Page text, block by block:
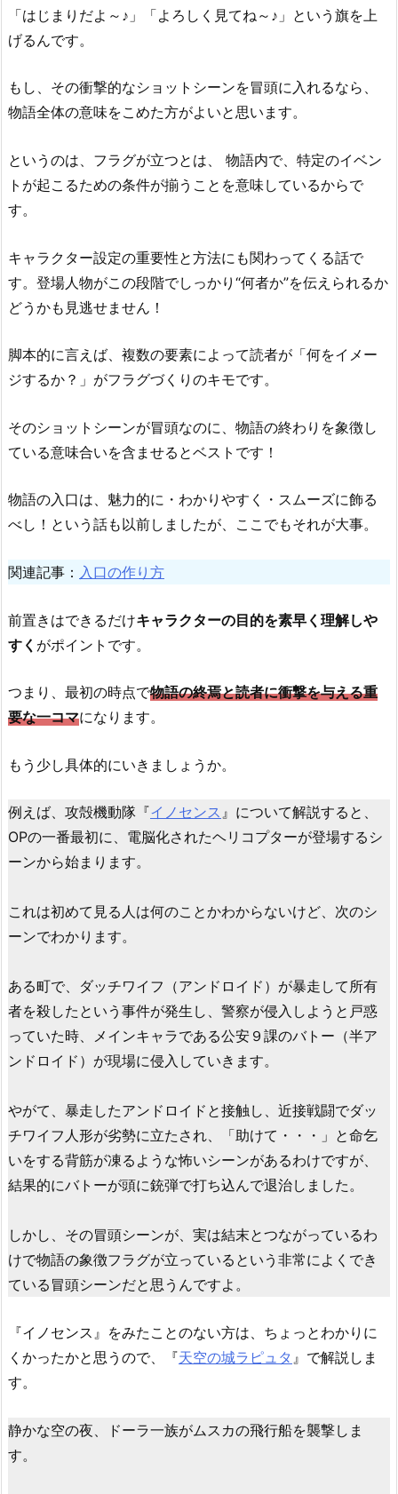
「はじまりだよ～♪」「よろしく見てね～♪」という旗を上
げるんです。
もし、その衝撃的なショットシーンを冒頭に入れるなら、
物語全体の意味をこめた方がよいと思います。
というのは、フラグが立つとは、 物語内で、特定のイベン
トが起こるための条件が揃うことを意味しているからで
す。
キャラクター設定の重要性と方法にも関わってくる話で
す。登場人物がこの段階でしっかり“何者か”を伝えられるか
どうかも見逃せません！
脚本的に言えば、複数の要素によって読者が「何をイメー
ジするか？」がフラグづくりのキモです。
そのショットシーンが冒頭なのに、物語の終わりを象徴し
ている意味合いを含ませるとベストです！
物語の入口は、魅力的に・わかりやすく・スムーズに飾る
べし！という話も以前しましたが、ここでもそれが大事。
関連記事： 入口の作り方
前置きはできるだけキャラクターの目的を素早く 理解しや
すく がポイントです。
つまり、最初の時点で物語の終焉と読者に衝撃を与える重
要な一コマになります。
もう少し具体的にいきましょうか。
例えば、攻殻機動隊『イノセンス 』について解説すると、
OPの一番最初に、電脳化されたヘリコプターが登場するシ
ーンから始まります。
これは初めて見る人は何のことかわからないけど、次のシ
ーンでわかります。
ある町で、ダッチワイフ（アンドロイド）が暴走して所有
者を殺したという事件が発生し、警察が侵入しようと戸惑
っていた時、メインキャラである公安９課のバトー（半ア
ンドロイド）が現場に侵入していきます。
やがて、暴走したアンドロイドと接触し、近接戦闘でダッ
チワイフ人形が劣勢に立たされ、「助けて・・・」と命乞
いをする背筋が凍るような怖いシーンがあるわけですが、
結果的にバトーが頭に銃弾で打ち込んで退治しました。
しかし、その冒頭シーンが、実は結末とつながっているわ
けで物語の象徴フラグが立っているという非常によくでき
ている冒頭シーンだと思うんですよ。
『イノセンス』をみたことのない方は、ちょっとわかりに
くかったかと思うので、『天空の城ラピュタ 』で解説しま
す。
静かな空の夜、ドーラ一族がムスカの飛行船を襲撃しま
す。